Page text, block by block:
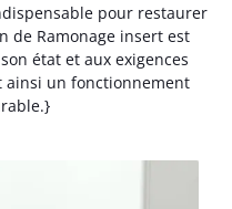
pour restaurer
de Ramonage insert est
état et aux exigences
ainsi un fonctionnement